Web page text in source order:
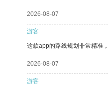
2026-08-07
游客
这款app的路线规划非常精准
2026-08-07
游客